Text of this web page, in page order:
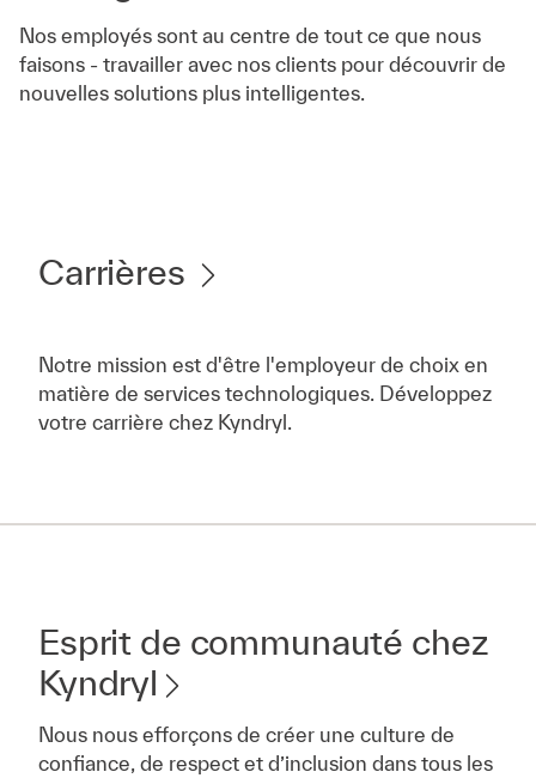
Nos employés sont au centre de tout ce que nous
faisons - travailler avec nos clients pour découvrir de
nouvelles solutions plus intelligentes.
Carrières
Notre mission est d'être l'employeur de choix en
matière de services technologiques. Développez
votre carrière chez Kyndryl.
Esprit de communauté chez
Kyndryl
Nous nous efforçons de créer une culture de
confiance, de respect et d’inclusion dans tous les